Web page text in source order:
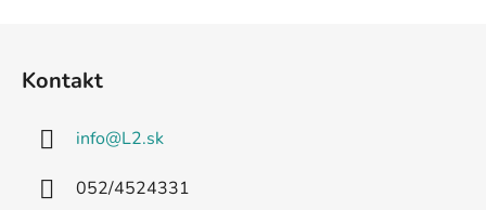
Kontakt
info@L2.sk
052/4524331